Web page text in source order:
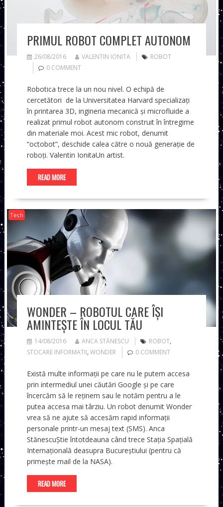
PRIMUL ROBOT COMPLET AUTONOM
26/08/2016 VALENTIN IONITA
ROBOT
0 COMMENT
Robotica trece la un nou nivel. O echipă de
cercetători de la Universitatea Harvard specializați
în printarea 3D, ingineria mecanică și microfluide a
realizat primul robot autonom construit în întregime
din materiale moi. Acest mic robot, denumit
“octobot”, deschide calea către o nouă generație de
roboți. Valentin IonitaUn artist.
READ MORE
Tech
WONDER – ROBOTUL CARE ÎȘI
AMINTEȘTE ÎN LOCUL TĂU
14/08/2016 ANCA STĂNESCU ROBOT,
STOCARE INFORMATII, WONDER 0 COMMENT
Există multe informații pe care nu le putem accesa
prin intermediul unei căutări Google și pe care
încercăm să le reținem sau le notăm pentru a le
putea accesa mai târziu. Un robot denumit Wonder
vrea să ne ajute să accesăm rapid informații
personale printr-un mesaj text (SMS). Anca
StănescuȘtie întotdeauna când trece Stația Spațială
Internațională deasupra Bucureștiului (pentru că
primește mail de la NASA).
READ MORE